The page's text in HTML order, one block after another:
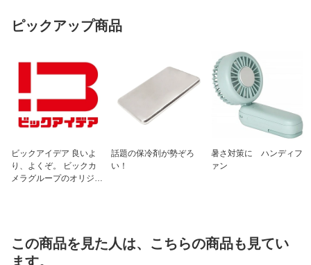
ピックアップ商品
ビックアイデア 良いよ
り、よくぞ。 ビックカ
メラグループのオリジナ
話題の保冷剤が勢ぞろ
い！
暑さ対策に ハンディフ
ァン
この商品を見た人は、こちらの商品も見てい
ます。